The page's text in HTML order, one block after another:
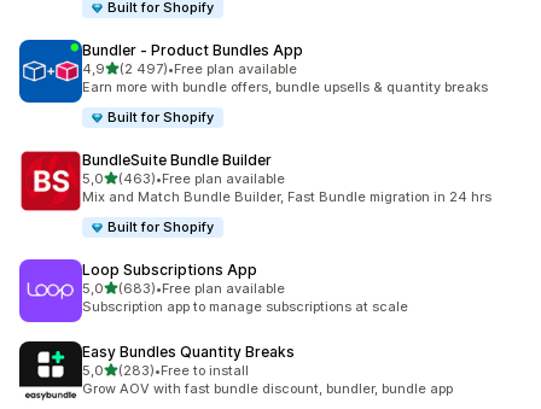
Built for Shopify
Bundler ‑ Product Bundles App
4,9/ 5 tähteä
(2 497)
2497 arvostelua yhteensä
•Free plan available
Earn more with bundle offers, bundle upsells & quantity breaks
Built for Shopify
BundleSuite Bundle Builder
5,0/ 5 tähteä
(463)
463 arvostelua yhteensä
•Free plan available
Mix and Match Bundle Builder, Fast Bundle migration in 24 hrs
Built for Shopify
Loop Subscriptions App
5,0/ 5 tähteä
(683)
683 arvostelua yhteensä
•Free plan available
Subscription app to manage subscriptions at scale
Easy Bundles Quantity Breaks
5,0/ 5 tähteä
(283)
283 arvostelua yhteensä
•Free to install
Grow AOV with fast bundle discount, bundler, bundle app